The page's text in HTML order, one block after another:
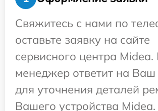
Свяжитесь с нами по
оставьте заявку на сайте
сервисного центра
менеджер ответит на Ваш
для уточнения деталей
Вашего устройства Midea.